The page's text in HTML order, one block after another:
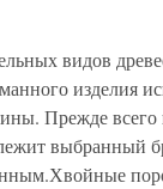
видов
изделия
Прежде всего
выбранный